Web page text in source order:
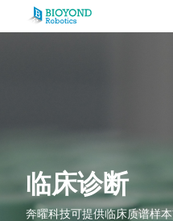
临床诊断
奔曜科技可提供临床质谱样